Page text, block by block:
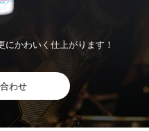
かわいく仕上がります！
わせ